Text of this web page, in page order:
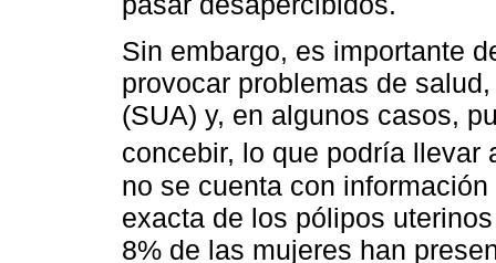
Sin embargo, es importante
provocar problemas de
(SUA) y, en algunos casos,
concebir, lo que podría llevar
no se cuenta con
exacta de los pólipos
8% de las mujeres han